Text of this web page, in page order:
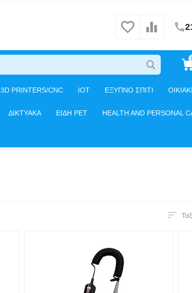
3D PRINTERS/CNC IOT ΕΞΥΠΝΟ ΣΠΙΤΙ
ΔΙΚΤΥΑΚΑ ΕΙΔΗ PET HEALTH AND PERSONAL